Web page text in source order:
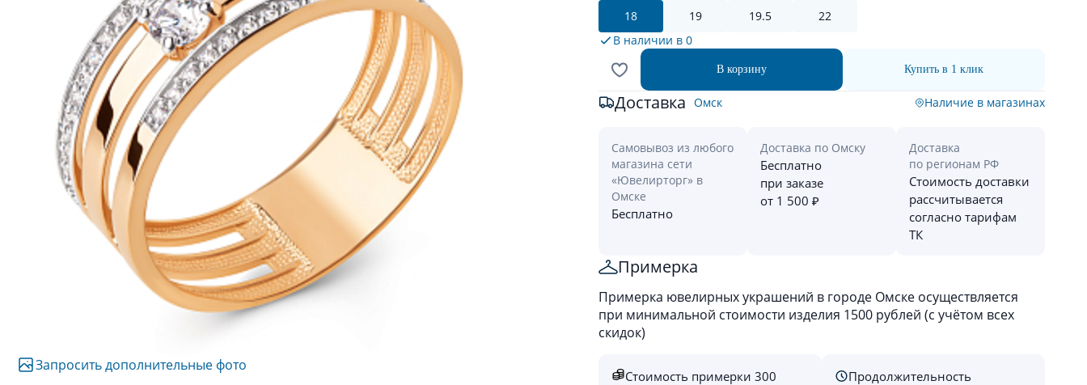
Запросить дополнительные фото
18 19 19.5
22
В наличии в 0
В корзину Купить в 1 клик
Доставка Омск Наличие в магазинах
Самовывоз из любого
магазина сети
«Ювелирторг» в
Омске
Бесплатно
Доставка по Омску
Бесплатно
при заказе
от 1 500 ₽
Доставка
по регионам РФ
Стоимость доставки
рассчитывается
согласно тарифам
ТК
Примерка
Примерка ювелирных украшений в городе Омске осуществляется
при минимальной стоимости изделия 1500 рублей (с учётом всех
скидок)
Стоимость примерки 300
Продолжительность